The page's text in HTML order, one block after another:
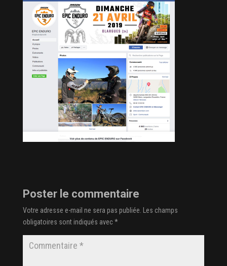
Poster le commentaire
Votre adresse e-mail ne sera pas publiée. Les champs
obligatoires sont indiqués avec*